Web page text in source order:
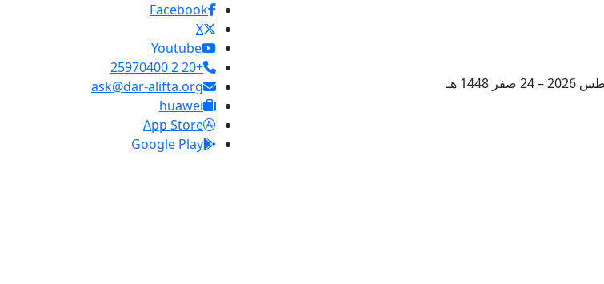
Facebook
X
Youtube
+20 2 25970400
ask@dar-alifta.org
huawei
App Store
Google Play